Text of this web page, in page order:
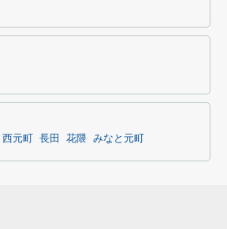
西元町 長田 花隈 みなと元町